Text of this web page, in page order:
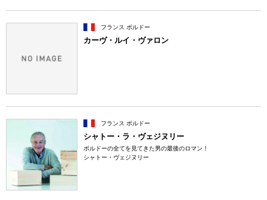
フランス ボルドー
カーヴ・ルイ・ヴァロン
フランス ボルドー
シャトー・ラ・ヴェジヌリー
ボルドーの全てを見てきた男の最後のロマン！
シャトー・ヴェジヌリー